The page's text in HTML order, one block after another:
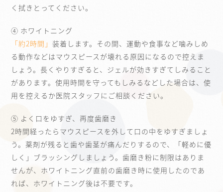
く拭きとってください。
④ ホワイトニング
「約2時間」装着します。その間、運動や食事など噛みしめ
る動作などはマウスピースが壊れる原因になるので控えま
しょう。長くやりすぎると、ジェルが効きすぎてしみること
があります。使用時間を守ってもしみるなどした場合は、使
用を控えるか医院スタッフにご相談ください。
⑤ よく口をゆすぎ、再度歯磨き
2時間経ったらマウスピースを外して口の中をゆすぎましょ
う。薬剤が残ると歯や歯茎が痛んだりするので、「軽めに優
しく」ブラッシングしましょう。歯磨き粉に制限はありま
せんが、ホワイトニング直前の歯磨き時に使用したのであ
れば、ホワイトニング後は不要です。